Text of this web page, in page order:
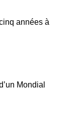
années à
Mondial